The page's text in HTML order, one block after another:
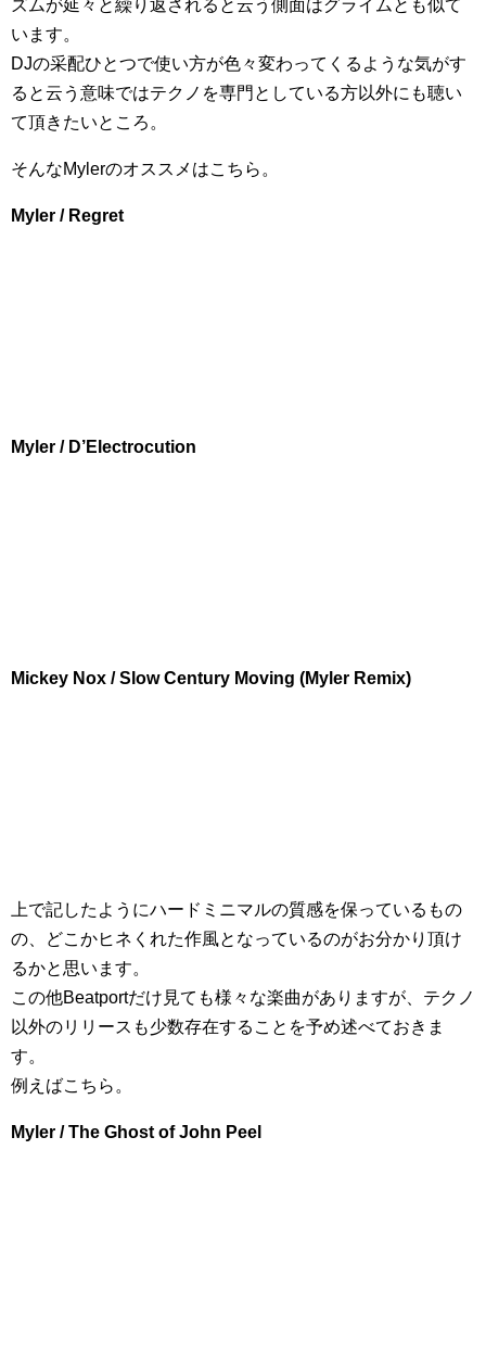
ズムが延々と繰り返されると云う側面はグライムとも似て
います。
DJの采配ひとつで使い方が色々変わってくるような気がす
ると云う意味ではテクノを専門としている方以外にも聴い
て頂きたいところ。
そんなMylerのオススメはこちら。
Myler / Regret
Myler / D’Electrocution
Mickey Nox / Slow Century Moving (Myler Remix)
上で記したようにハードミニマルの質感を保っているもの
の、どこかヒネくれた作風となっているのがお分かり頂け
るかと思います。
この他Beatportだけ見ても様々な楽曲がありますが、テクノ
以外のリリースも少数存在することを予め述べておきま
す。
例えばこちら。
Myler / The Ghost of John Peel